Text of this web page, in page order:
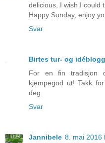
delicious, I wish I could
Happy Sunday, enjoy
Svar
Birtes tur- og idéblogg
For en fin tradisjon
kjempegod ut! Takk
deg
Svar
Jannibele 8. mai 2016